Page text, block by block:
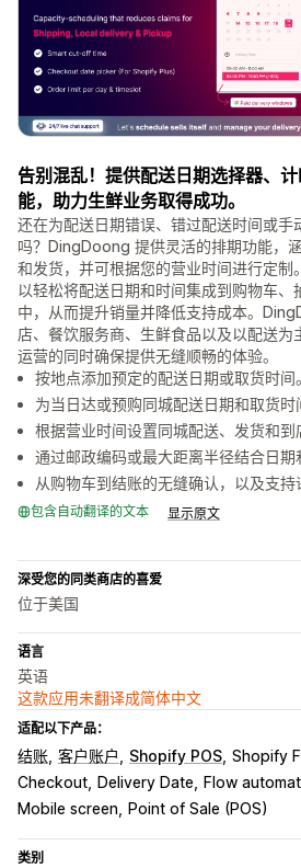
告别混乱！提供配送日期选择器、
能，助力生鲜业务取得成功。
还在为配送日期错误、错过配送时间或手
吗？DingDoong 提供灵活的排期功能，
和发货，并可根据您的营业时间进行定制
以轻松将配送日期和时间集成到购物车、
中，从而提升销量并降低支持成本。
店、餐饮服务商、生鲜食品以及以配送为
运营的同时确保提供无缝顺畅的体验。
按地点添加预定的配送日期或取货时
为当日达或预购同城配送日期和取货时
根据营业时间设置同城配送、发货和到
通过邮政编码或最大距离半径结合日
从购物车到结账的无缝确认，以及支
包含自动翻译的文本 显示原文
深受您的同类商店的喜爱
位于美国
语言
英语
这款应用未翻译成简体中文
适配以下产品：
结账 客户账户 Shopify POS Shopify
Checkout
Delivery Date Flow
Mobile screen
Point of Sale (POS)
类别